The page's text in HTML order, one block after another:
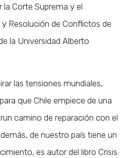
Corte Suprema y el
Resolución de Conflictos de
la Universidad Alberto
las tensiones mundiales,
que Chile empiece de una
camino de reparación con el
de nuestro país tiene un
es autor del libro Crisis